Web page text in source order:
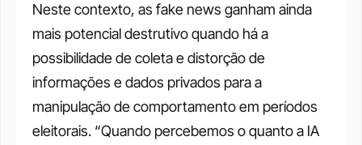
Neste contexto, as fake news ganham ainda
mais potencial destrutivo quando há a
possibilidade de coleta e distorção de
informações e dados privados para a
manipulação de comportamento em períodos
eleitorais. “Quando percebemos o quanto a IA